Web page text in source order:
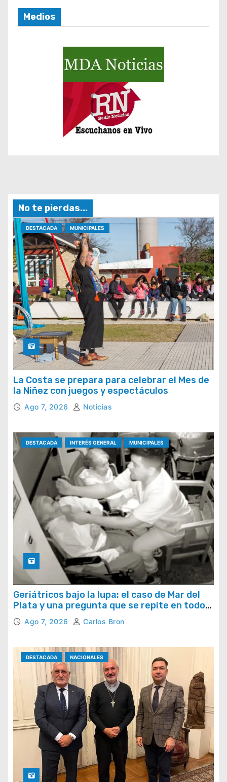
d
a Medios
No te pierdas...
DESTACADA MUNICIPALES
La Costa se prepara para celebrar el Mes de
la Niñez con juegos y espectáculos
Ago 7, 2026 Noticias
DESTACADA INTERÉS GENERAL MUNICIPALES
Geriátricos bajo la lupa: el caso de Mar del
Plata y una pregunta que se repite en todo
el país
Ago 7, 2026 Carlos Bron
DESTACADA NACIONALES